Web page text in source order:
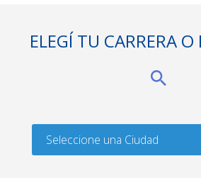
ELEGÍ TU CARRERA